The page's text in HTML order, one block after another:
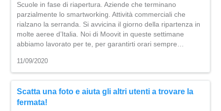
Scuole in fase di riapertura. Aziende che terminano
parzialmente lo smartworking. Attività commerciali che
rialzano la serranda. Si avvicina il giorno della ripartenza in
molte aeree d’Italia. Noi di Moovit in queste settimane
abbiamo lavorato per te, per garantirti orari sempre…
11/09/2020
Scatta una foto e aiuta gli altri utenti a trovare la
fermata!